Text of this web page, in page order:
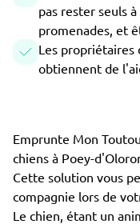
pas rester seuls
promenades, et
Les propriétaires
obtiennent de
Emprunte Mon
chiens à Poey-
Cette solution vous
compagnie lors de
Le chien, étant un